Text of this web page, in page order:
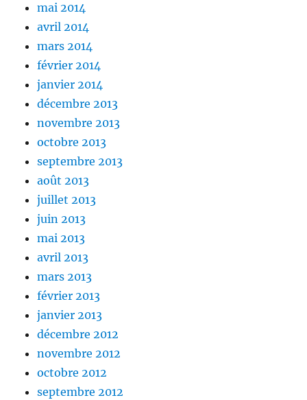
mai 2014
avril 2014
mars 2014
février 2014
janvier 2014
décembre 2013
novembre 2013
octobre 2013
septembre 2013
août 2013
juillet 2013
juin 2013
mai 2013
avril 2013
mars 2013
février 2013
janvier 2013
décembre 2012
novembre 2012
octobre 2012
septembre 2012